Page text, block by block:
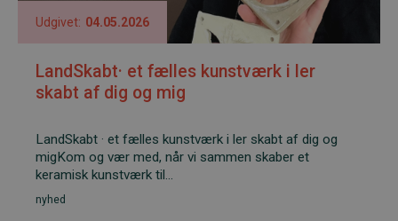
Udgivet: 04.05.2026
LandSkabt· et fælles kunstværk i ler
skabt af dig og mig
LandSkabt · et fælles kunstværk i ler skabt af dig og
migKom og vær med, når vi sammen skaber et
keramisk kunstværk til...
nyhed